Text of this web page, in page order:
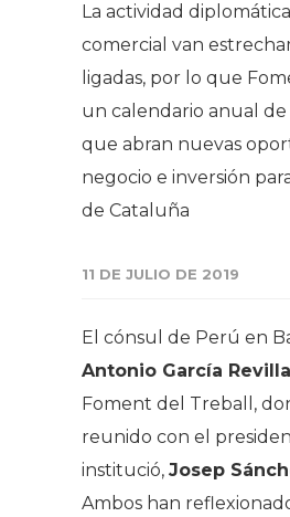
​La actividad
comercial van
ligadas, por lo que
un calendario anual
que abran nuevas
negocio e inversión
de Cataluña
11 DE JULIO DE 2019
El cónsul de Perú en
Antonio García Revilla
Foment del Treball,
reunido con el
institució, Josep
Ambos han